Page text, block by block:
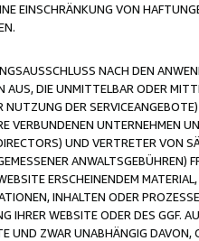
EINSCHRÄNKUNG VON
NACH DEN
AUS, DIE UNMITTELBAR ODER
NUTZUNG DER
VERBUNDENEN UNTERNEHMEN
UND VERTRETER VON
ERSCHEINENDEM
INHALTEN ODER
IHRER WEBSITE ODER DES GGF.
UND ZWAR UNABHÄNGIG